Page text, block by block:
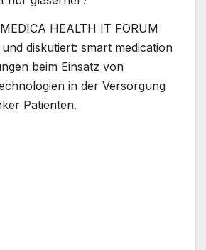
HEALTH IT FORUM
diskutiert: smart medication
beim Einsatz von
in der Versorgung
Patienten.